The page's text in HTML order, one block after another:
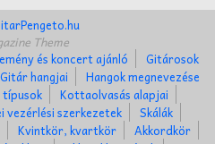
Theme
és koncert ajánló
Gitárosok
Gitár hangjai
Hangok megnevezése
típusok
Kottaolvasás alapjai
vezérlési szerkezetek
Skálák
Kvintkör, kvartkör
Akkordkör